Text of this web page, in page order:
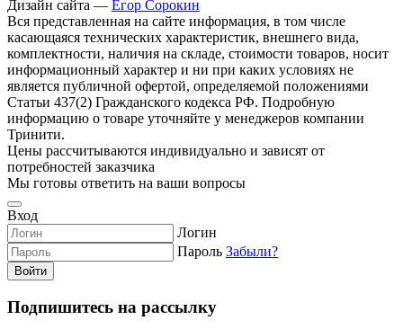
Дизайн сайта — Егор Сорокин
Вся представленная на сайте информация, в том числе
касающаяся технических характеристик, внешнего вида,
комплектности, наличия на складе, стоимости товаров, носит
информационный характер и ни при каких условиях не
является публичной офертой, определяемой положениями
Статьи 437(2) Гражданского кодекса РФ. Подробную
информацию о товаре уточняйте у менеджеров компании
Тринити.
Цены рассчитываются индивидуально и зависят от
потребностей заказчика
Мы готовы ответить на ваши вопросы
Вход
Логин
Пароль Забыли?
Войти
Подпишитесь на рассылку